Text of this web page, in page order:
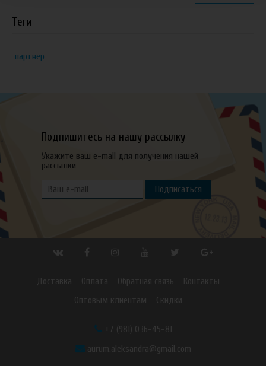
Теги
партнер
Подпишитесь на нашу рассылку
Укажите ваш e-mail для получения нашей
рассылки
Подписаться
Доставка Оплата Обратная связь
Контакты
Оптовым клиентам
Скидки
+7 (981) 036-45-81
aurum.aleksandra@gmail.com